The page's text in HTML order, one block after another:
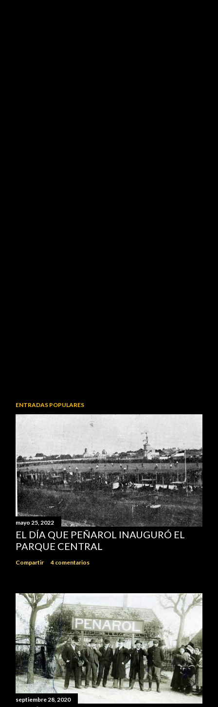
ENTRADAS POPULARES
mayo 25, 2022
EL DÍA QUE PEÑAROL INAUGURÓ EL
PARQUE CENTRAL
Compartir 4 comentarios
septiembre 28, 2020